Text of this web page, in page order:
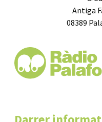
Antiga
08389